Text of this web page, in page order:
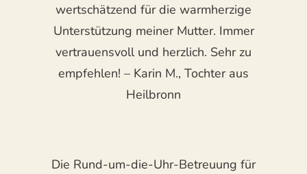
wertschätzend für die warmherzige
Unterstützung meiner Mutter. Immer
vertrauensvoll und herzlich. Sehr zu
empfehlen! – Karin M., Tochter aus
Heilbronn
Die Rund-um-die-Uhr-Betreuung für